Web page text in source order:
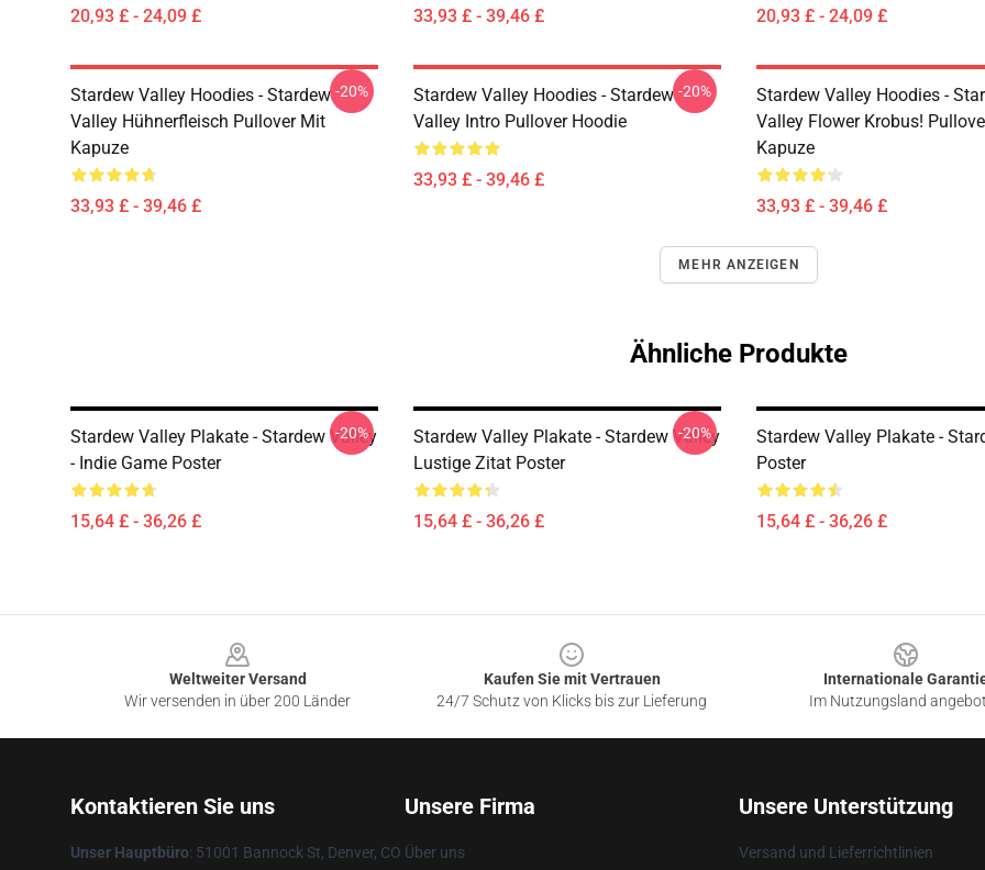
20,93 £ - 24,09 £ 33,93 £ - 39,46 £ 20,93 £ - 24,09 £
Stardew Valley Hoodies - Stardew
Valley Hühnerfleisch Pullover Mit
Kapuze
33,93 £ - 39,46 £
-20%
Stardew Valley Hoodies - Stardew
Valley Intro Pullover Hoodie
33,93 £ - 39,46 £
-20%
Stardew Valley Hoodies -
Valley Flower Krobus!
Kapuze
33,93 £ - 39,46 £
MEHR ANZEIGEN
Ähnliche Produkte
Stardew Valley Plakate - Stardew Valley
- Indie Game Poster
15,64 £ - 36,26 £
-20%
Stardew Valley Plakate - Stardew Valley
Lustige Zitat Poster
15,64 £ - 36,26 £
-20%
Stardew Valley Plakate -
Poster
15,64 £ - 36,26 £
Weltweiter Versand
Wir versenden in über 200 Länder
Kaufen Sie mit Vertrauen
24/7 Schutz von Klicks bis zur Lieferung
Internationale
Im Nutzungsland
Kontaktieren Sie uns
Unser Hauptbüro: 51001 Bannock St, Denver, CO
Unsere Firma
Über uns
Unsere Unterstützung
Versand und Lieferrichtlinien